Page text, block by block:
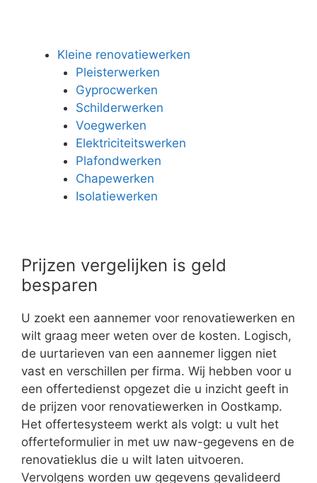
Kleine renovatiewerken
Pleisterwerken
Gyprocwerken
Schilderwerken
Voegwerken
Elektriciteitswerken
Plafondwerken
Chapewerken
Isolatiewerken
Prijzen vergelijken is geld
besparen
U zoekt een aannemer voor renovatiewerken en
wilt graag meer weten over de kosten. Logisch,
de uurtarieven van een aannemer liggen niet
vast en verschillen per firma. Wij hebben voor u
een offertedienst opgezet die u inzicht geeft in
de prijzen voor renovatiewerken in Oostkamp.
Het offertesysteem werkt als volgt: u vult het
offerteformulier in met uw naw-gegevens en de
renovatieklus die u wilt laten uitvoeren.
Vervolgens worden uw gegevens gevalideerd